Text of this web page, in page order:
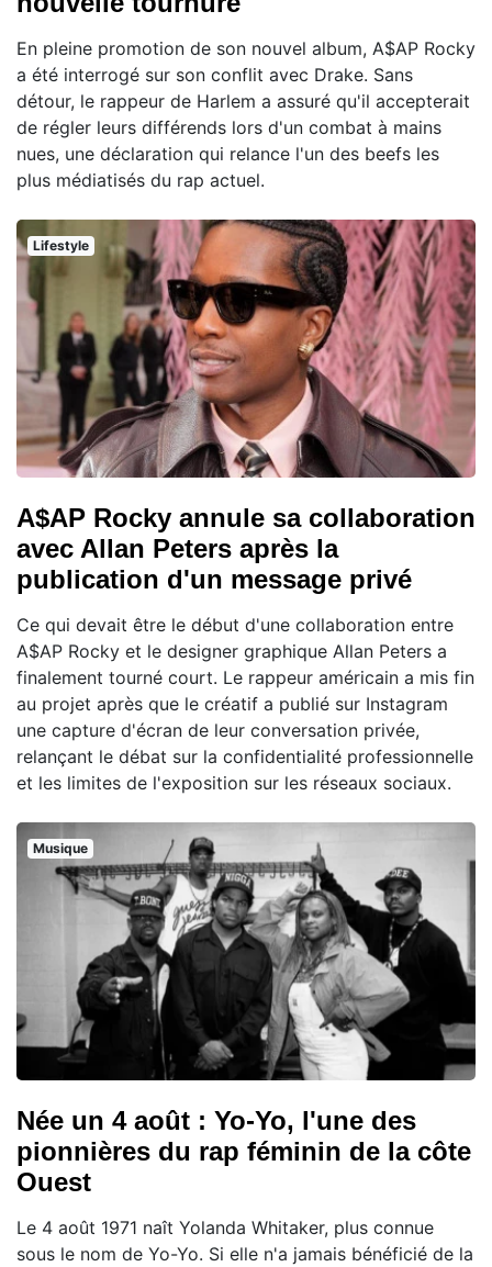
En pleine promotion de son nouvel album, A$AP Rocky
a été interrogé sur son conflit avec Drake. Sans
détour, le rappeur de Harlem a assuré qu'il accepterait
de régler leurs différends lors d'un combat à mains
nues, une déclaration qui relance l'un des beefs les
plus médiatisés du rap actuel.
Lifestyle
A$AP Rocky annule sa collaboration
avec Allan Peters après la
publication d'un message privé
Ce qui devait être le début d'une collaboration entre
A$AP Rocky et le designer graphique Allan Peters a
finalement tourné court. Le rappeur américain a mis fin
au projet après que le créatif a publié sur Instagram
une capture d'écran de leur conversation privée,
relançant le débat sur la confidentialité professionnelle
et les limites de l'exposition sur les réseaux sociaux.
Musique
Née un 4 août : Yo-Yo, l'une des
pionnières du rap féminin de la côte
Ouest
Le 4 août 1971 naît Yolanda Whitaker, plus connue
sous le nom de Yo-Yo. Si elle n'a jamais bénéficié de la